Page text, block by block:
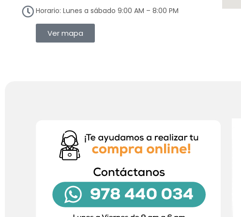
Horario: Lunes a sábado 9:00 AM – 8:00 PM
Ver mapa